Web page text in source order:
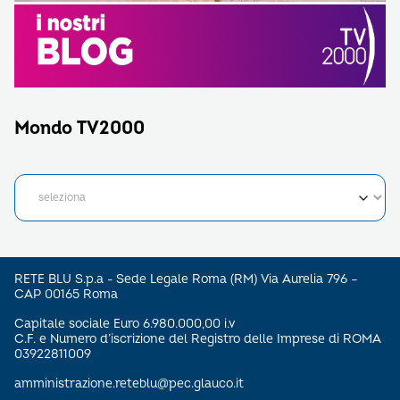
Mondo TV2000
RETE BLU S.p.a - Sede Legale Roma (RM) Via Aurelia 796 –
CAP 00165 Roma
Capitale sociale Euro 6.980.000,00 i.v
C.F. e Numero d’iscrizione del Registro delle Imprese di ROMA
03922811009
amministrazione.reteblu@pec.glauco.it